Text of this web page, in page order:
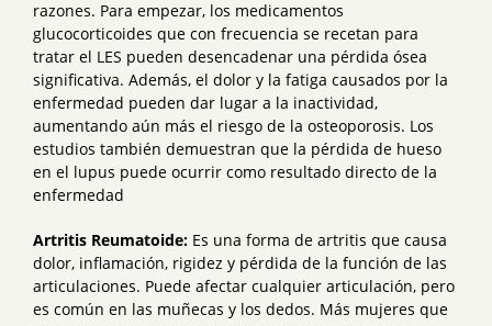
razones. Para empezar, los medicamentos
glucocorticoides que con frecuencia se recetan para
tratar el LES pueden desencadenar una pérdida ósea
significativa. Además, el dolor y la fatiga causados por la
enfermedad pueden dar lugar a la inactividad,
aumentando aún más el riesgo de la osteoporosis. Los
estudios también demuestran que la pérdida de hueso
en el lupus puede ocurrir como resultado directo de la
enfermedad
Artritis Reumatoide: Es una forma de artritis que causa
dolor, inflamación, rigidez y pérdida de la función de las
articulaciones. Puede afectar cualquier articulación, pero
es común en las muñecas y los dedos. Más mujeres que